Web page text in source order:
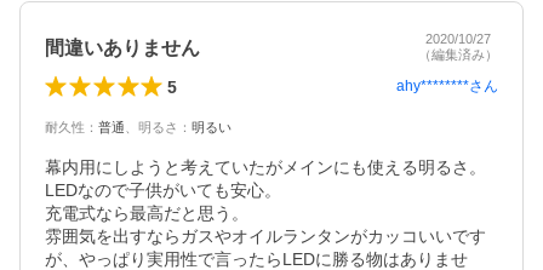
間違いありません
2020/10/27
（編集済み）
5 ahy********さん
耐久性 ： 普通 明るさ ： 明るい
幕内用にしようと考えていたがメインにも使える明るさ。
LEDなので子供がいても安心。
充電式なら最高だと思う。
雰囲気を出すならガスやオイルランタンがカッコいいです
が、やっぱり実用性で言ったらLEDに勝る物はありませ